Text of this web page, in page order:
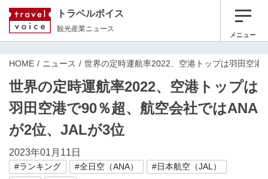
トラベルボイス
観光産業ニュース
メニュー
HOME ニュース 世界の定時運航率2022、空港トップは羽田空
世界の定時運航率2022、空港トップは
羽田空港で90％超、航空会社ではANA
が2位、JALが3位
2023年01月11日
#ランキング #全日空（ANA）
#日本航空（JAL）